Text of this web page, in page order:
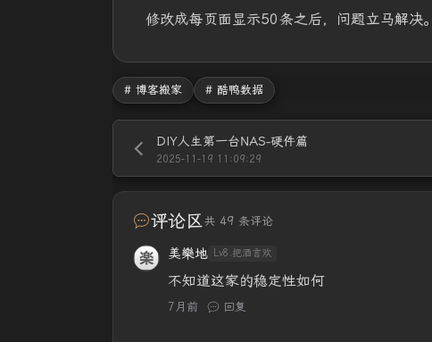
修改成每页面显示50条之后，问题立马解决。
# 博客搬家 # 酷鸭数据
DIY人生第一台NAS-硬件篇
2025-11-19 11:09:29
评论区共 49 条评论
美樂地 Lv8.把酒言欢
不知道这家的稳定性如何
7月前 回复